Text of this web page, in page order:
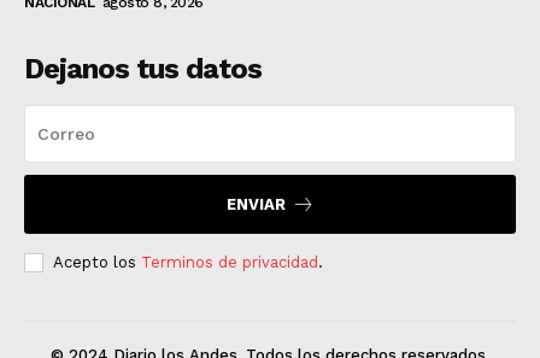
Dejanos tus datos
ENVIAR
Acepto los Terminos de privacidad.